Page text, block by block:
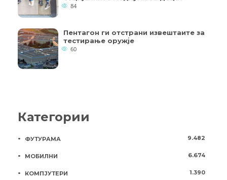
84
Пентагон ги отстрани извештаите за
тестирање оружје
60
Категории
ФУТУРАМА 9.482
МОБИЛНИ 6.674
КОМПЈУТЕРИ 1.390